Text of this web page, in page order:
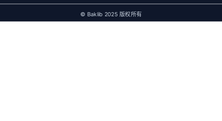
© Baklib 2025 版权所有